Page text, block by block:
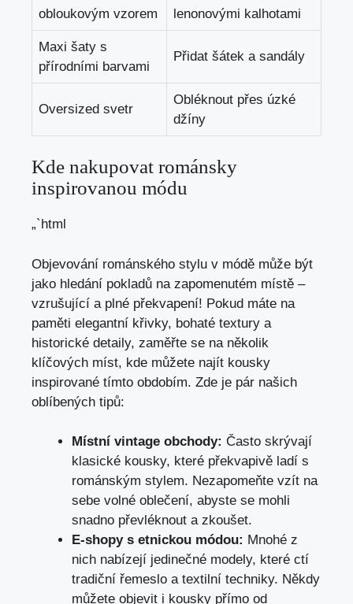
obloukovým vzorem
lenonovými kalhotami
Maxi šaty s
přírodními barvami
Přidat šátek a sandály
Oversized svetr
Obléknout přes úzké
džíny
Kde nakupovat románsky
inspirovanou módu
„`html
Objevování románského stylu v módě může být
jako hledání pokladů na zapomenutém místě –
vzrušující a plné překvapení! Pokud máte na
paměti elegantní křivky, bohaté textury a
historické detaily, zaměřte se na několik
klíčových míst, kde můžete najít kousky
inspirované tímto obdobím. Zde je pár našich
oblíbených tipů:
Místní vintage obchody: Často skrývají
klasické kousky, které překvapivě ladí s
románským stylem. Nezapomeňte vzít na
sebe volné oblečení, abyste se mohli
snadno převléknout a zkoušet.
E-shopy s etnickou módou: Mnohé z
nich nabízejí jedinečné modely, které ctí
tradiční řemeslo a textilní techniky. Někdy
můžete objevit i kousky přímo od